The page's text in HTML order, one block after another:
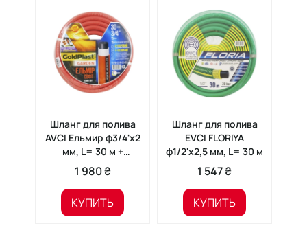
Шланг для полива
AVCI Ельмир ф3/4'x2
мм, L= 30 м +
пистолет для полива
1 980 ₴
КУПИТЬ
Шланг для полива
EVCI FLORIYA
ф1/2'x2,5 мм, L= 30 м
1 547 ₴
КУПИТЬ